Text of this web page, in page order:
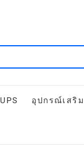
UPS อุปกรณ์เสริม